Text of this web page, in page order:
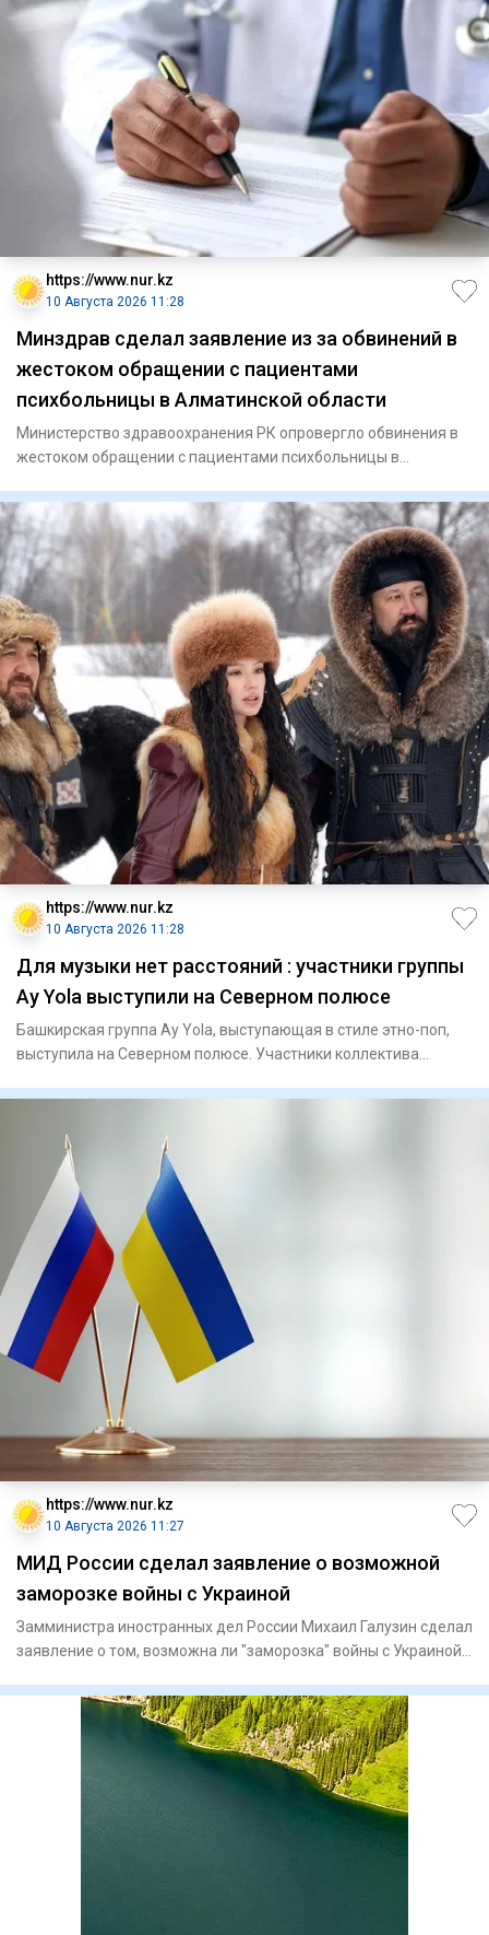
https://www.nur.kz
10 Августа 2026 11:28
Минздрав сделал заявление из за обвинений в
жестоком обращении с пациентами
психбольницы в Алматинской области
Министерство здравоохранения РК опровергло обвинения в
жестоком обращении с пациентами психбольницы в
https://www.nur.kz
10 Августа 2026 11:28
Для музыки нет расстояний : участники группы
Ay Yola выступили на Северном полюсе
Башкирская группа Ay Yola, выступающая в стиле этно-поп,
выступила на Северном полюсе. Участники коллектива
https://www.nur.kz
10 Августа 2026 11:27
МИД России сделал заявление о возможной
заморозке войны с Украиной
Замминистра иностранных дел России Михаил Галузин сделал
заявление о том, возможна ли "заморозка" войны с Украиной,